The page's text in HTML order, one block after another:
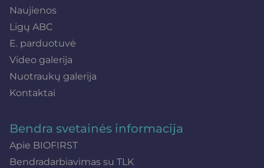
Naujienos
Ligų ABC
E. parduotuvė
Video galerija
Nuotraukų galerija
Kontaktai
Bendra svetainės informacija
Apie BIOFIRST
Bendradarbiavimas su TLK